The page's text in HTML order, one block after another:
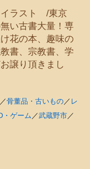
ラスト /東京
い古書大量！専
花の本、趣味の
書、宗教書、学
譲り頂きまし
骨董品・古いもの／ レ
・ゲーム／武蔵野市／